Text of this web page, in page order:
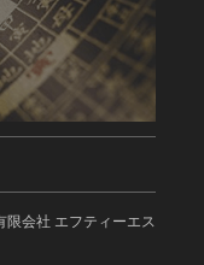
会社 エフティーエス